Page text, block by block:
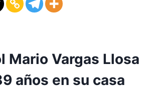
Mario Vargas Llosa
años en su casa